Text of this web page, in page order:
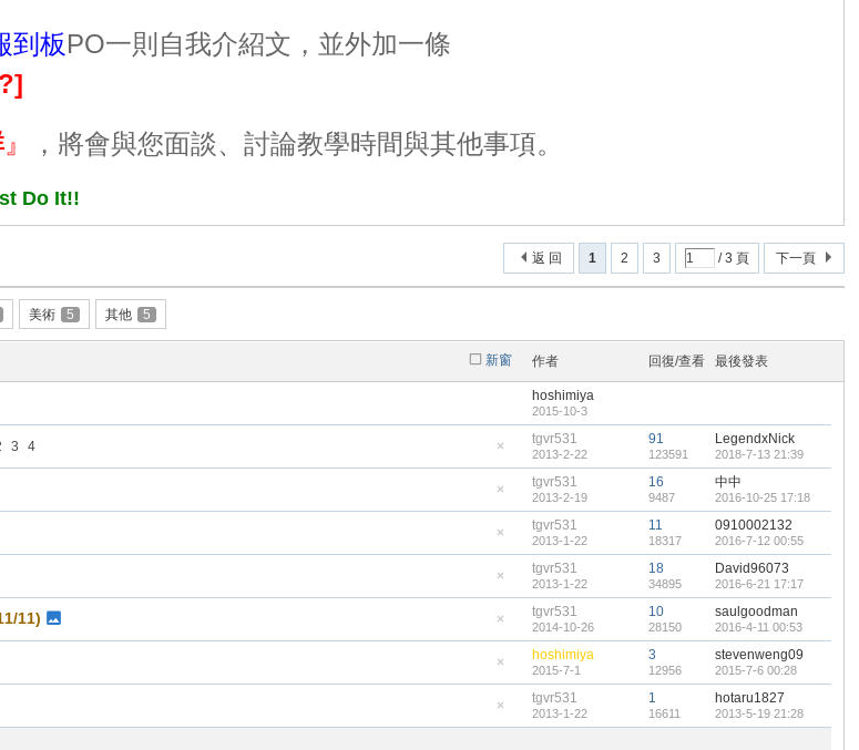
到板PO一則自我介紹文，並外加一條
』 ，將會與您面談、討論教學時間與其他事項。
Do It!!
1 2 3 / 3 頁 下一頁
返 回
美術 5 其他 5
新窗 作者 回復/查看 最後發表
hoshimiya
2015-10-3
藏
置
帖
3 4 tgvr531
2013-2-22
91
123591
LegendxNick
2018-7-13 21:39
藏
置
帖
tgvr531
2013-2-19
16
9487
中中
2016-10-25 17:18
藏
置
帖
tgvr531
2013-1-22
11
18317
0910002132
2016-7-12 00:55
藏
置
帖
tgvr531
2013-1-22
18
34895
David96073
2016-6-21 17:17
藏
置
帖
11) tgvr531
2014-10-26
10
28150
saulgoodman
2016-4-11 00:53
藏
置
帖
hoshimiya
2015-7-1
3
12956
stevenweng09
2015-7-6 00:28
藏
tgvr531
2013-1-22
1
16611
hotaru1827
2013-5-19 21:28